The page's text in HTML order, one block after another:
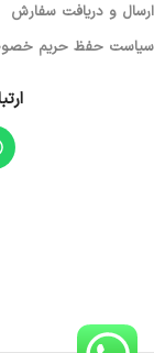
ارسال و دریافت سفارش
سیاست حفظ حریم